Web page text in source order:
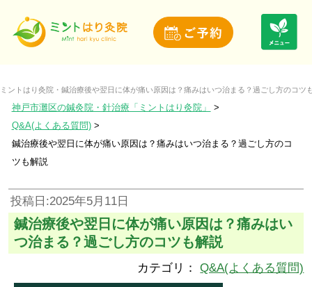
ミントはり灸院・鍼治療後や翌日に体が痛い原因は？痛みはいつ治まる？過ごし方のコツ
神戸市灘区の鍼灸院・針治療「ミントはり灸院」
Q&A(よくある質問)
鍼治療後や翌日に体が痛い原因は？痛みはいつ治まる？過ごし方のコ
ツも解説
投稿日:2025年5月11日
鍼治療後や翌日に体が痛い原因は？痛みはい
つ治まる？過ごし方のコツも解説
カテゴリ：Q&A(よくある質問)